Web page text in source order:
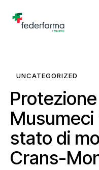
UNCATEGORIZED
stato di
Crans-